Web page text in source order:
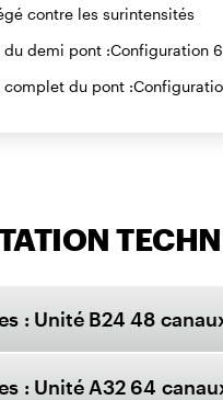
contre les surintensités
du demi pont :Configuration
complet du pont :
: Unité B24 48
: Unité A32 64